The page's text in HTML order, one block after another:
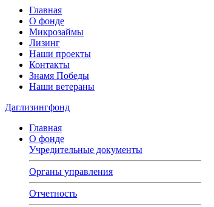
Главная
О фонде
Микрозаймы
Лизинг
Наши проекты
Контакты
Знамя Победы
Наши ветераны
Даглизингфонд
Главная
О фонде
Учредительные документы
Органы управления
Отчетность